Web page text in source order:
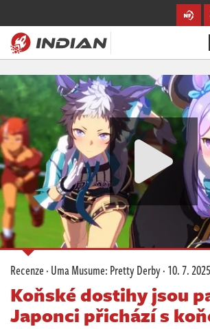
Magazín
Recenze
Videa
Soutěže
Databáze
Komunita
Redakce
Živě
Recenze·Uma Musume: Pretty Derby·10. 7.
Koňské dostihy jsou
Japonci přichází s